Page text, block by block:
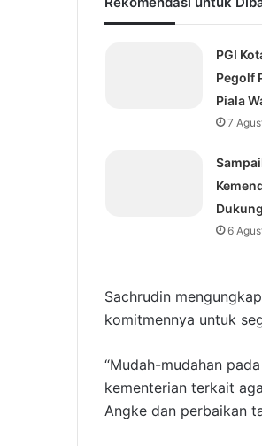
PGI
Pegolf
Piala
7
6
Sachrudin
komitmennya untuk
“Mudah-mudahan
kementerian terkait
Angke dan perbaikan